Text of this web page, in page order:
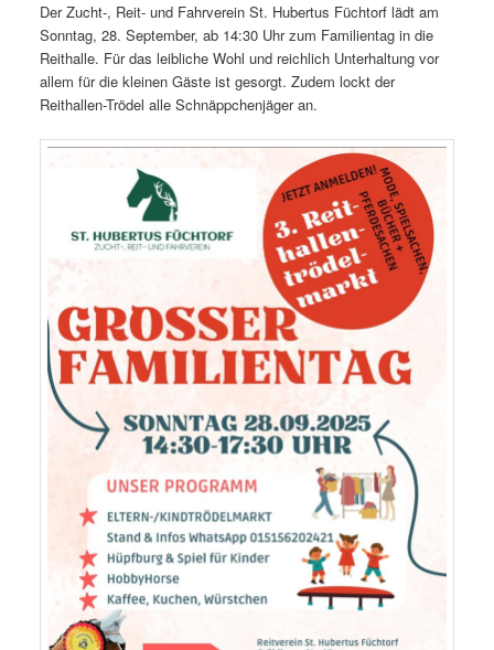
Der Zucht-, Reit- und Fahrverein St. Hubertus Füchtorf lädt am
Sonntag, 28. September, ab 14:30 Uhr zum Familientag in die
Reithalle. Für das leibliche Wohl und reichlich Unterhaltung vor
allem für die kleinen Gäste ist gesorgt. Zudem lockt der
Reithallen-Trödel alle Schnäppchenjäger an.